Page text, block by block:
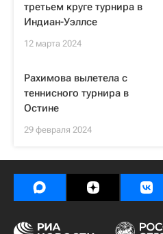
третьем круге турнира в
Индиан-Уэллсе
12 марта 2024
Рахимова вылетела с
теннисного турнира в
Остине
29 февраля 2024